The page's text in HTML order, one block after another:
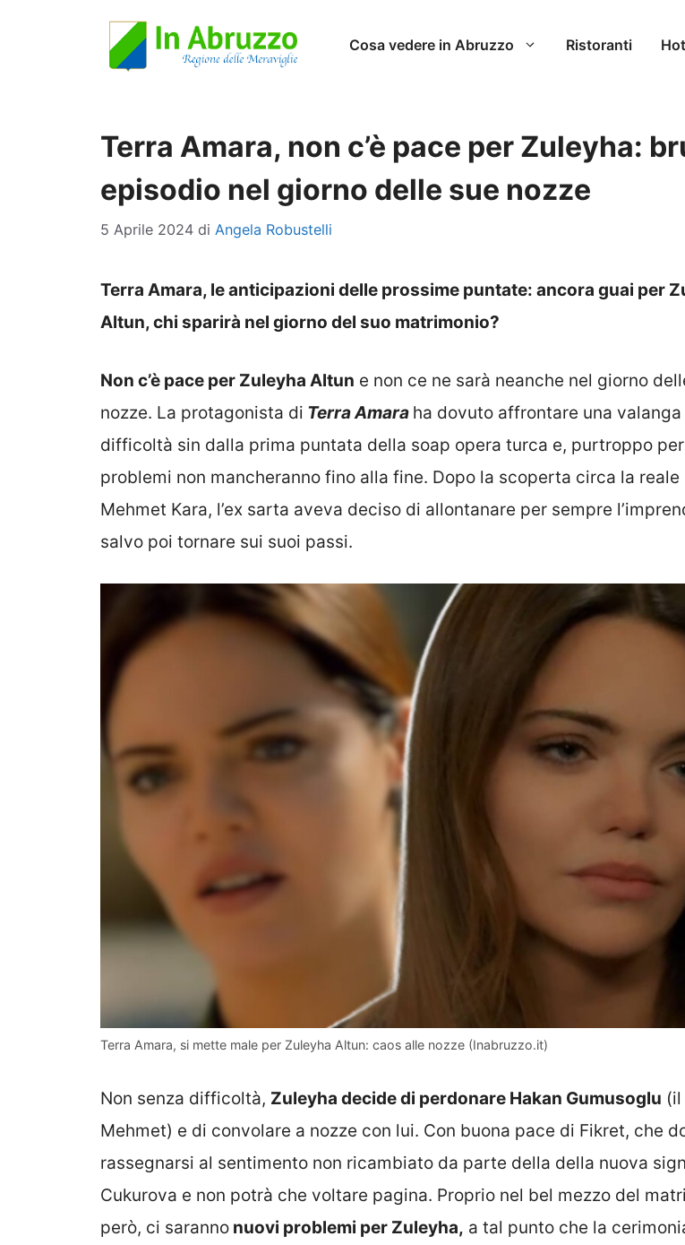
Cosa vedere in Abruzzo Ristoranti
Terra Amara, non c’è pace per Zuleyha:
episodio nel giorno delle sue nozze
5 Aprile 2024 di Angela Robustelli
Terra Amara, le anticipazioni delle prossime puntate: ancora guai per
Altun, chi sparirà nel giorno del suo matrimonio?
Non c’è pace per Zuleyha Altun e non ce ne sarà neanche nel giorno
nozze. La protagonista di Terra Amara ha dovuto affrontare una valanga
difficoltà sin dalla prima puntata della soap opera turca e, purtroppo
problemi non mancheranno fino alla fine. Dopo la scoperta circa la
Mehmet Kara, l’ex sarta aveva deciso di allontanare per sempre
salvo poi tornare sui suoi passi.
Terra Amara, si mette male per Zuleyha Altun: caos alle nozze (Inabruzzo.it)
Non senza difficoltà, Zuleyha decide di perdonare Hakan Gumusoglu
Mehmet) e di convolare a nozze con lui. Con buona pace di Fikret, che
rassegnarsi al sentimento non ricambiato da parte della della nuova
Cukurova e non potrà che voltare pagina. Proprio nel bel mezzo del
però, ci saranno nuovi problemi per Zuleyha, a tal punto che la